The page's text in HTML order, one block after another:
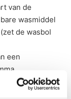
van de
wasmiddel
de wasbol
een
voren het
om op